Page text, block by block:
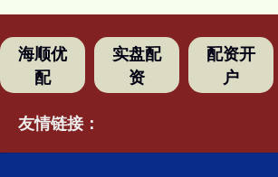
海顺优
配
实盘配
资
配资开
户
友情链接：